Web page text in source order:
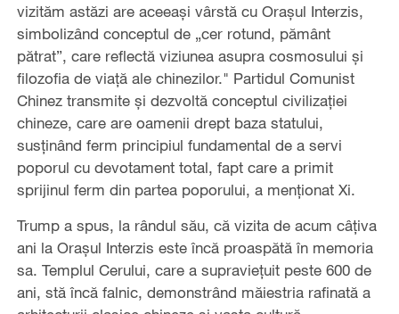
vizităm astăzi are aceeași vârstă cu Orașul Interzis,
simbolizând conceptul de „cer rotund, pământ
pătrat”, care reflectă viziunea asupra cosmosului și
filozofia de viață ale chinezilor." Partidul Comunist
Chinez transmite și dezvoltă conceptul civilizației
chineze, care are oamenii drept baza statului,
susţinând ferm principiul fundamental de a servi
poporul cu devotament total, fapt care a primit
sprijinul ferm din partea poporului, a menţionat Xi.
Trump a spus, la rândul său, că vizita de acum câțiva
ani la Orașul Interzis este încă proaspătă în memoria
sa. Templul Cerului, care a supraviețuit peste 600 de
ani, stă încă falnic, demonstrând măiestria rafinată a